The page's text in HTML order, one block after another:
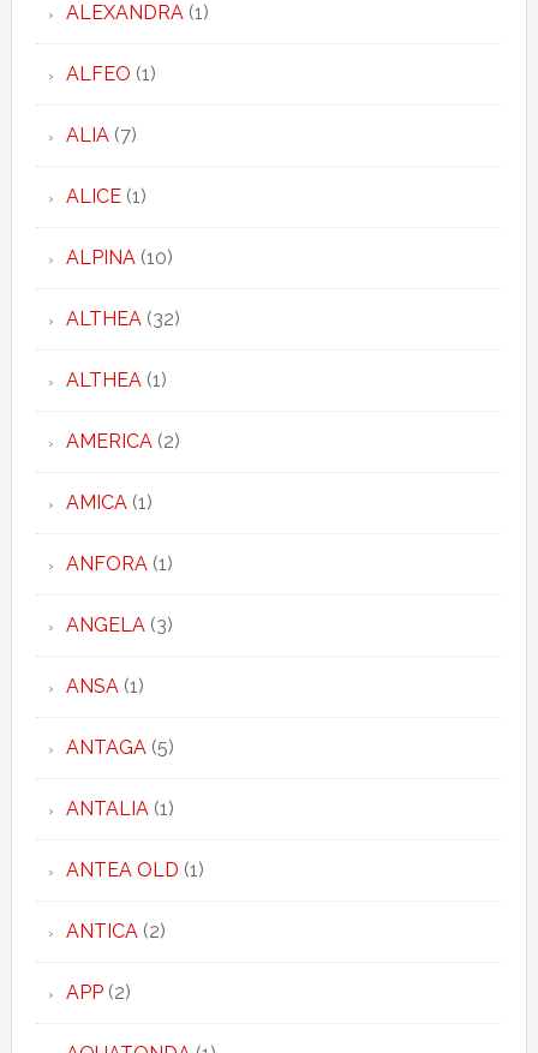
ALEXANDRA(1)
ALFEO (1)
ALIA(7)
ALICE(1)
ALPINA(10)
ALTHEA(32)
ALTHEA(1)
AMERICA(2)
AMICA(1)
ANFORA(1)
ANGELA(3)
ANSA(1)
ANTAGA(5)
ANTALIA(1)
ANTEA OLD (1)
ANTICA(2)
APP(2)